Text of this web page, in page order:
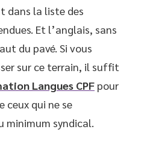
dans la liste des
Et l’anglais, sans
du pavé. Si vous
sur ce terrain, il suffit
Langues CPF pour
ceux qui ne se
minimum syndical.